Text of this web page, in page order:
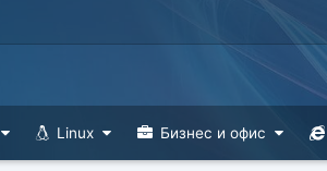
Linux Бизнес и офис